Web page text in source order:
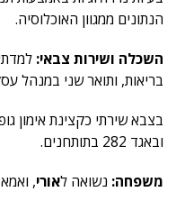
הנתונים ממגוון האוכלוסיה.
השכלה ושירות צבאי:
בריאות, ותואר שני במנהל
ובאגד 282 בתותחנים.
משפחה: נשואה לאורי,